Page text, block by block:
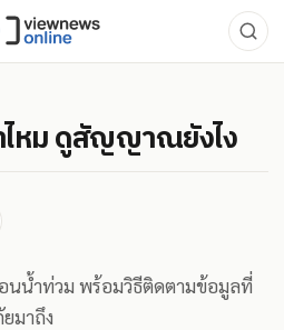
ไหม ดูสัญญาณยังไง
น้ำท่วม พร้อมวิธีติดตามข้อมูลที่
มาถึง